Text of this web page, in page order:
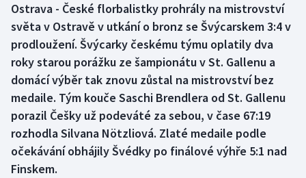
Box
Curling
Dostihy
Florbal
Futsal
Ostrava - České florbalistky prohrály na mistrovství
světa v Ostravě v utkání o bronz se Švýcarskem 3:4 v
prodloužení. Švýcarky českému týmu oplatily dva
roky starou porážku ze šampionátu v St. Gallenu a
domácí výběr tak znovu zůstal na mistrovství bez
medaile. Tým kouče Saschi Brendlera od St. Gallenu
porazil Češky už podeváté za sebou, v čase 67:19
rozhodla Silvana Nötzliová. Zlaté medaile podle
očekávání obhájily Švédky po finálové výhře 5:1 nad
Finskem.